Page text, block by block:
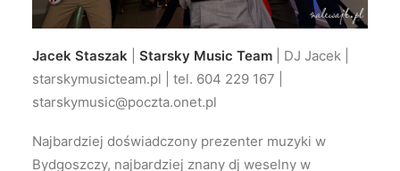
Jacek Staszak Starsky Music Team | DJ Jacek |
starskymusicteam.pl | tel. 604 229 167 |
starskymusic@poczta.onet.pl
Najbardziej doświadczony prezenter muzyki w
Bydgoszczy, najbardziej znany dj weselny w